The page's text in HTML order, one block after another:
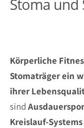
Stoma und
Körperliche
Stomaträger ein
ihrer
sind
Kreislauf-Systems